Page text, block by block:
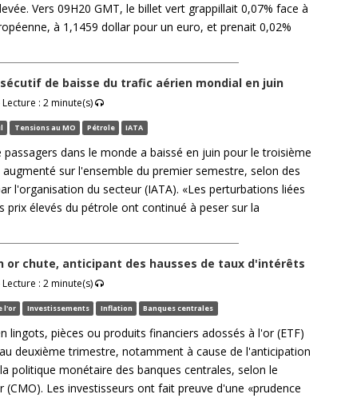
Vers 09H20 GMT, le billet vert grappillait 0,07% face à
à 1,1459 dollar pour un euro, et prenait 0,02%
de baisse du trafic aérien mondial en juin
: 2 minute(s)
Tensions au MO Pétrole IATA
dans le monde a baissé en juin pour le troisième
sur l'ensemble du premier semestre, selon des
l'organisation du secteur (IATA). «Les perturbations liées
prix élevés du pétrole ont continué à peser sur la
or chute, anticipant des hausses de taux d'intérêts
: 2 minute(s)
l'or Investissements Inflation Banques centrales
lingots, pièces ou produits financiers adossés à l'or (ETF)
deuxième trimestre, notamment à cause de l'anticipation
politique monétaire des banques centrales, selon le
(CMO). Les investisseurs ont fait preuve d'une «prudence